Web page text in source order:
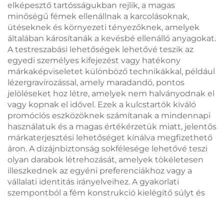
elképesztő tartósságukban rejlik, a magas
minőségű fémek ellenállnak a karcolásoknak,
ütéseknek és környezeti tényezőknek, amelyek
általában károsítanák a kevésbé ellenálló anyagokat.
A testreszabási lehetőségek lehetővé teszik az
egyedi személyes kifejezést vagy hatékony
márkaképviseletet különböző technikákkal, például
lézergravírozással, amely maradandó, pontos
jelöléseket hoz létre, amelyek nem halványodnak el
vagy kopnak el idővel. Ezek a kulcstartók kiváló
promóciós eszközöknek számítanak a mindennapi
használatuk és a magas értékérzetük miatt, jelentős
márkaterjesztési lehetőséget kínálva megfizethető
áron. A dizájnbiztonság sokfélesége lehetővé teszi
olyan darabok létrehozását, amelyek tökéletesen
illeszkednek az egyéni preferenciákhoz vagy a
vállalati identitás irányelveihez. A gyakorlati
szempontból a fém konstrukció kielégítő súlyt és